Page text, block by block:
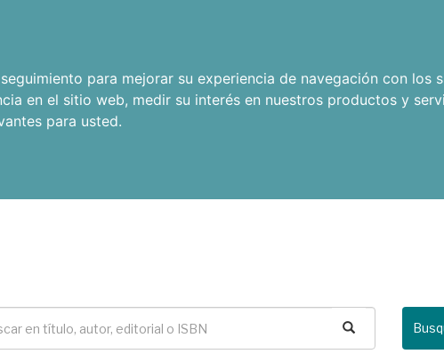
para mejorar su experiencia de navegación con los
en el sitio web, medir su interés en nuestros productos y
para usted.